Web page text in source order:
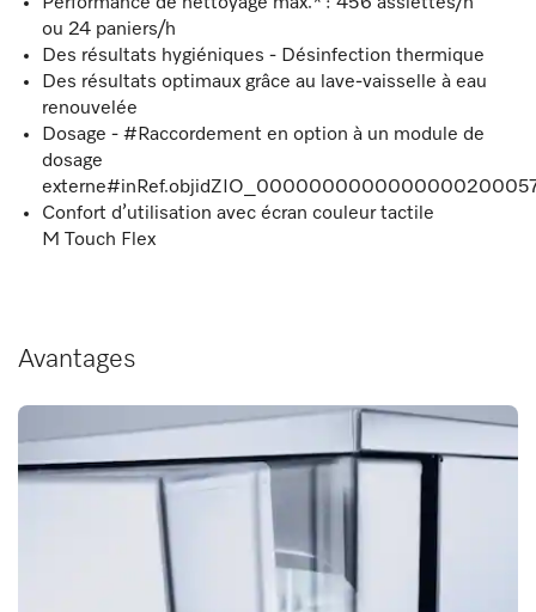
ou 24 paniers/h
Des résultats hygiéniques - Désinfection thermique
Des résultats optimaux grâce au lave-vaisselle à eau
renouvelée
Dosage - #Raccordement en option à un module de
dosage
Confort d’utilisation avec écran couleur tactile
M Touch Flex
Avantages